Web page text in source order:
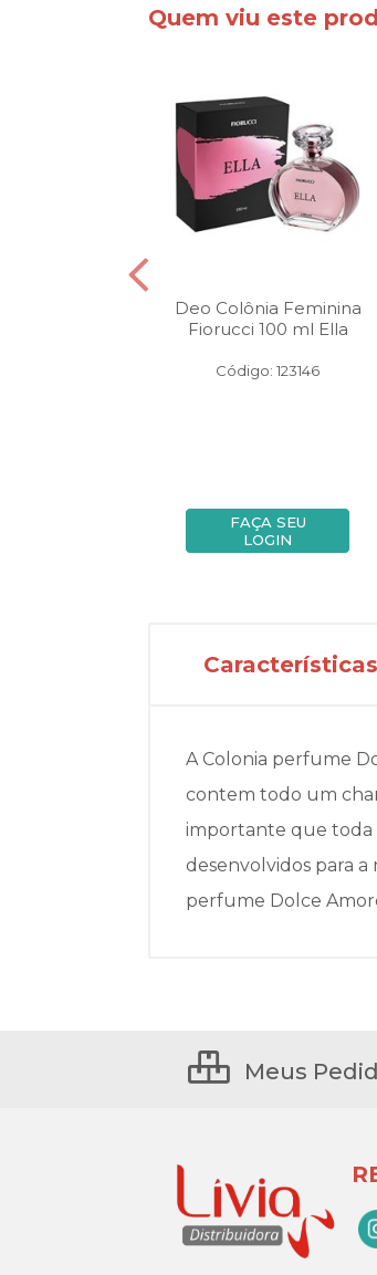
Quem viu este
Deo Colônia Feminina
Fiorucci 100 ml Ella
Código: 123146
FAÇA SEU
LOGIN
Características
A Colonia perfume
contem todo um
importante que toda
desenvolvidos para
perfume Dolce
Meus